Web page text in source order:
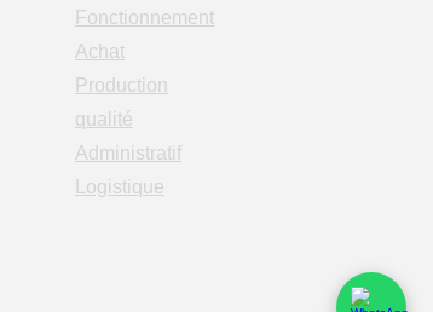
Fonctionnement
Achat
Production
qualité
Administratif
Logistique